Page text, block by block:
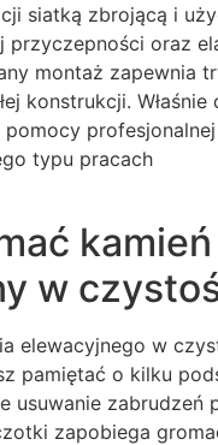
siatką zbrojącą i
przyczepności oraz
montaż zapewnia
konstrukcji. Właśnie
typu pracach
kamień
w
elewacyjnego w
pamiętać o kilku
usuwanie zabrudzeń
zapobiega